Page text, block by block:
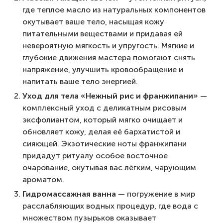
где теплое масло из натуральных компонентов
окутывает ваше тело, насыщая кожу
питательными веществами и придавая ей
невероятную мягкость и упругость. Мягкие и
глубокие движения мастера помогают снять
напряжение, улучшить кровообращение и
напитать ваше тело энергией.
Уход для тела «Нежный рис и франжипани» —
комплексный уход с деликатным рисовым
эксфолиантом, который мягко очищает и
обновляет кожу, делая её бархатистой и
сияющей. Экзотические ноты франжипани
придадут ритуалу особое восточное
очарование, окутывая вас лёгким, чарующим
ароматом.
Гидромассажная ванна — погружение в мир
расслабляющих водных процедур, где вода с
множеством пузырьков оказывает